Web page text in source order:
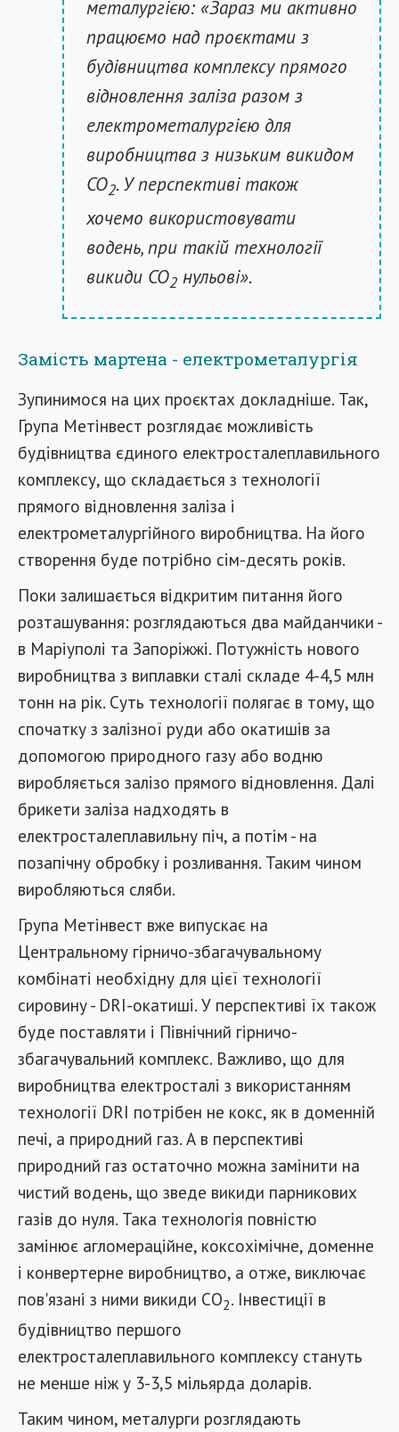
металургією: «Зараз ми активно
працюємо над проєктами з
будівництва комплексу прямого
відновлення заліза разом з
електрометалургією для
виробництва з низьким викидом
СО2. У перспективі також
хочемо використовувати
водень, при такій технології
викиди СО2 нульові».
Замість мартена - електрометалургія
Зупинимося на цих проєктах докладніше. Так,
Група Метінвест розглядає можливість
будівництва єдиного електросталеплавильного
комплексу, що складається з технології
прямого відновлення заліза і
електрометалургійного виробництва. На його
створення буде потрібно сім-десять років.
Поки залишається відкритим питання його
розташування: розглядаються два майданчики -
в Маріуполі та Запоріжжі. Потужність нового
виробництва з виплавки сталі складе 4-4,5 млн
тонн на рік. Суть технології полягає в тому, що
спочатку з залізної руди або окатишів за
допомогою природного газу або водню
виробляється залізо прямого відновлення. Далі
брикети заліза надходять в
електросталеплавильну піч, а потім - на
позапічну обробку і розливання. Таким чином
виробляються сляби.
Група Метінвест вже випускає на
Центральному гірничо-збагачувальному
комбінаті необхідну для цієї технології
сировину - DRI-окатиші. У перспективі їх також
буде поставляти і Північний гірничо-
збагачувальний комплекс. Важливо, що для
виробництва електросталі з використанням
технології DRI потрібен не кокс, як в доменній
печі, а природний газ. А в перспективі
природний газ остаточно можна замінити на
чистий водень, що зведе викиди парникових
газів до нуля. Така технологія повністю
замінює агломераційне, коксохімічне, доменне
і конвертерне виробництво, а отже, виключає
пов'язані з ними викиди CO2. Інвестиції в
будівництво першого
електросталеплавильного комплексу стануть
не менше ніж у 3-3,5 мільярда доларів.
Таким чином, металурги розглядають